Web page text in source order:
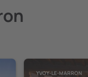
YVOY-LE-MARRON